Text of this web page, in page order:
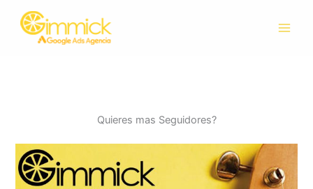
contenido
Quieres mas Seguidores?